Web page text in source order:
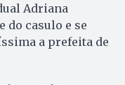
Adriana
do casulo e se
a prefeita de